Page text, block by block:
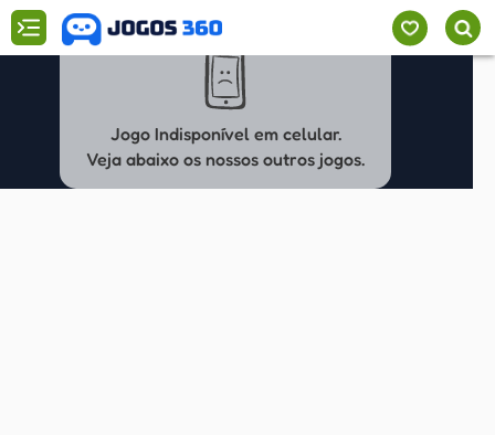
Jogo Indisponível em celular.
Veja abaixo os nossos outros jogos.